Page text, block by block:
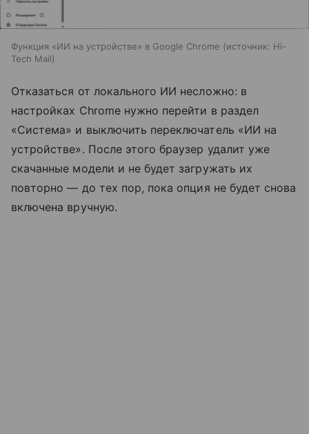
Функция «ИИ на устройстве» в Google Chrome источник: Hi-
Tech Mail
Отказаться от локального ИИ несложно: в
настройках Chrome нужно перейти в раздел
«Система» и выключить переключатель «ИИ на
устройстве». После этого браузер удалит уже
скачанные модели и не будет загружать их
повторно — до тех пор, пока опция не будет снова
включена вручную.